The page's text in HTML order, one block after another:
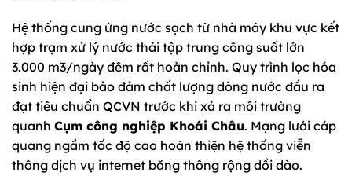
Hệ thống cung ứng nước sạch từ nhà máy khu vực kết
hợp trạm xử lý nước thải tập trung công suất lớn
3.000 m3/ngày đêm rất hoàn chỉnh. Quy trình lọc hóa
sinh hiện đại bảo đảm chất lượng dòng nước đầu ra
đạt tiêu chuẩn QCVN trước khi xả ra môi trường
quanh Cụm công nghiệp Khoái Châu. Mạng lưới cáp
quang ngầm tốc độ cao hoàn thiện hệ thống viễn
thông dịch vụ internet băng thông rộng dồi dào.